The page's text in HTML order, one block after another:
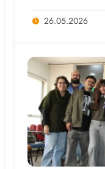
Faculdade do
Viamão (RS)
26.05.2026